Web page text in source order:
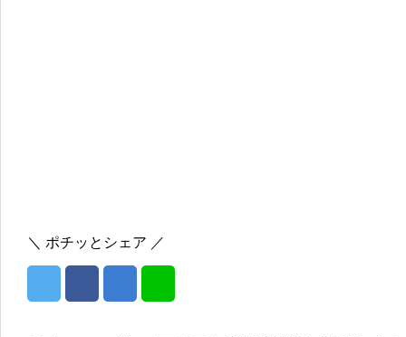
＼ ポチッとシェア ／